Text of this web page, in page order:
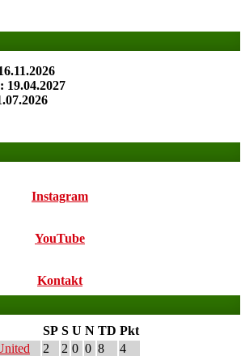
19.04.2027
Instagram
YouTube
Kontakt
SP S U N TD Pkt
2 2 0 0 8
4